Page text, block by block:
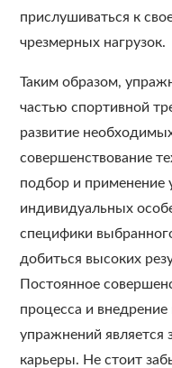
прислушиваться к
чрезмерных нагрузок.
Таким образом,
частью спортивной
развитие
совершенствование
подбор и применение
индивидуальных
специфики
добиться высоких
Постоянное
процесса и
упражнений является
карьеры. Не стоит